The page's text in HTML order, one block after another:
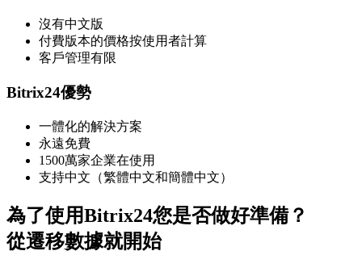
沒有中文版
付費版本的價格按使用者計算
客戶管理有限
Bitrix24優勢
一體化的解決方案
永遠免費
1500萬家企業在使用
支持中文（繁體中文和簡體中文）
為了使用Bitrix24您是否做好準備？
從遷移數據就開始